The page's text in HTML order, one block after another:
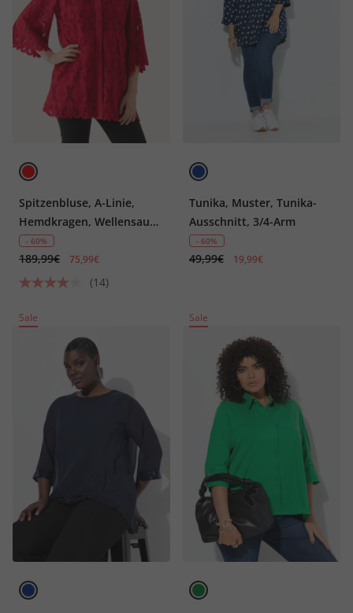
Spitzenbluse, A-Linie,
Hemdkragen, Wellensaum,
3/4-Arm
- 60%
189,99€ 75,99€
(14)
Tunika, Muster, Tunika-
Ausschnitt, 3/4-Arm
- 60%
49,99€ 19,99€
Sale Sale